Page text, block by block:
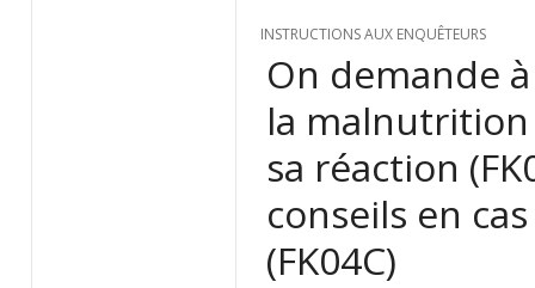
INSTRUCTIONS AUX ENQUÊTEURS
On demande
la malnutrition
sa réaction
conseils en
(FK04C)